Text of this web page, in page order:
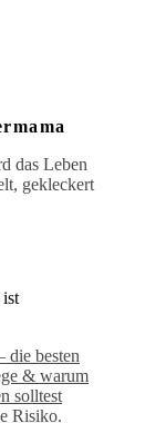
das Leben
gekleckert
ist
besten
& warum
solltest
Risiko.